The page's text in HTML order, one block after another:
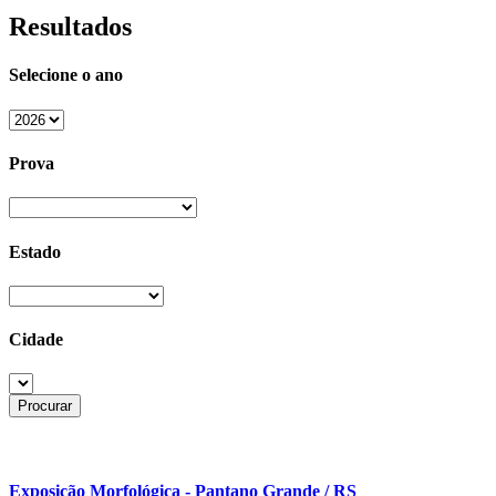
Resultados
Selecione o ano
Prova
Estado
Cidade
Exposição Morfológica - Pantano Grande / RS